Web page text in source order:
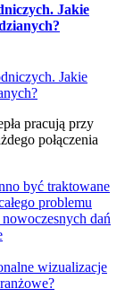
Jakie
pracują przy
połączenia
być traktowane
problemu
dań
wizualizacje